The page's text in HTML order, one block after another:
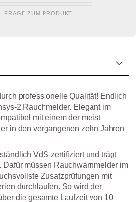
FRAGE ZUM PRODUKT
professionelle Qualität! Endlich
2 Rauchmelder. Elegant im
mit einem der meist
in den vergangenen zehn Jahren
VdS-zertifiziert und trägt
Dafür müssen Rauchwarnmelder im
Zusatzprüfungen mit
durchlaufen. So wird der
die gesamte Laufzeit von 10